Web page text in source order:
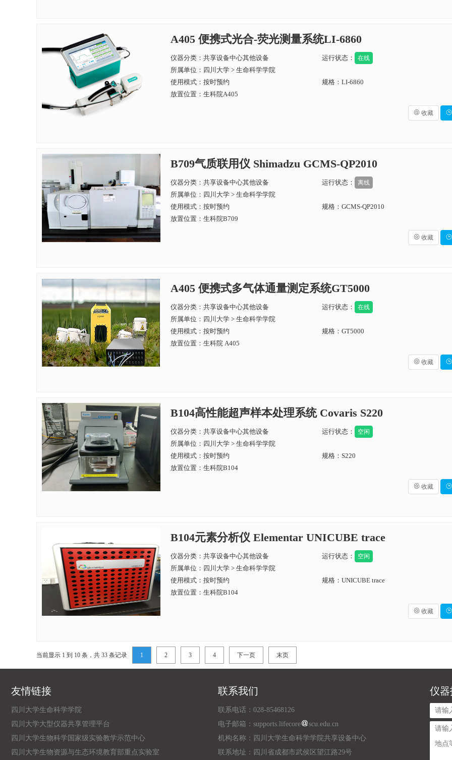
A405 便携式光合-荧光测量系统LI-6860
仪器分类：共享设备中心其他设备 运行状态： 在线
所属单位： 四川大学 > 生命科学学院
使用模式：按时预约
规格：LI-6860
放置位置：生科院A405
 收藏 
B709气质联用仪 Shimadzu GCMS-QP2010
仪器分类：共享设备中心其他设备 运行状态： 离线
所属单位： 四川大学 > 生命科学学院
使用模式：按时预约
规格：GCMS-QP2010
放置位置：生科院B709
 收藏 
A405 便携式多气体通量测定系统GT5000
仪器分类：共享设备中心其他设备 运行状态： 在线
所属单位： 四川大学 > 生命科学学院
使用模式：按时预约
规格：GT5000
放置位置：生科院 A405
 收藏 
B104高性能超声样本处理系统 Covaris S220
仪器分类：共享设备中心其他设备 运行状态： 空闲
所属单位： 四川大学 > 生命科学学院
使用模式：按时预约
规格：S220
放置位置：生科院B104
 收藏 
B104元素分析仪 Elementar UNICUBE trace
仪器分类：共享设备中心其他设备 运行状态： 空闲
所属单位： 四川大学 > 生命科学学院
使用模式：按时预约
规格：UNICUBE trace
放置位置：生科院B104
 收藏 
当前显示 1 到 10 条，共 33 条记录 1 2 3 4 下一页 末页
友情链接
四川大学生命科学学院
四川大学大型仪器共享管理平台
四川大学生物科学国家级实验教学示范中心
四川大学生物资源与生态环境教育部重点实验室
联系我们
联系电话：028-85468126
电子邮箱：supports.lifecore
scu.edu.cn
机构名称：四川大学生命科学学院共享设备中心
联系地址：四川省成都市武侯区望江路29号
仪